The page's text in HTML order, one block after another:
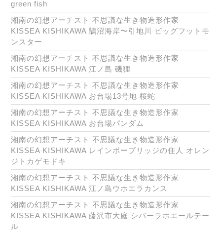
green fish
湘南の幻想アーチスト 不思議な生き物造形作家
KISSEA KISHIKAWA 鵠沼海岸〜引地川 ビッグフットモ
ンスター
湘南の幻想アーチスト 不思議な生き物造形作家
KISSEA KISHIKAWA 江ノ島 磯狸
湘南の幻想アーチスト 不思議な生き物造形作家
KISSEA KISHIKAWA お台場13号地 桜蛇
湘南の幻想アーチスト 不思議な生き物造形作家
KISSEA KISHIKAWA お台場パンダム
湘南の幻想アーチスト 不思議な生き物造形作家
KISSEA KISHIKAWA レインボーブリッジの住人 オレン
ジトカゲモドキ
湘南の幻想アーチスト 不思議な生き物造形作家
KISSEA KISHIKAWA 江ノ島ウホエラカンス
湘南の幻想アーチスト 不思議な生き物造形作家
KISSEA KISHIKAWA 藤沢市大庭 シバーラホエールテー
ル